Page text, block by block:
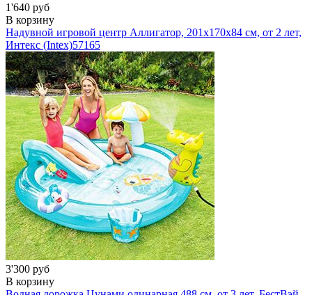
1'640 руб
В корзину
Надувной игровой центр Аллигатор, 201х170х84 см, от 2 лет,
Интекс (Intex)57165
3'300 руб
В корзину